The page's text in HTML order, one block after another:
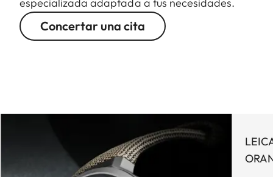
especializada adaptada a tus necesidades.
Concertar una cita